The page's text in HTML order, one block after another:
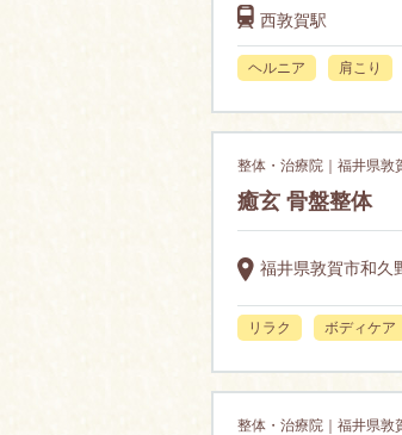
西敦賀駅
ヘルニア 肩こり
整体・治療院｜福井県敦
癒玄 骨盤整体
福井県敦賀市和久
リラク ボディケア
整体・治療院｜福井県敦